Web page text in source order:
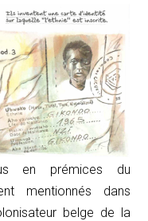
en prémices du
mentionnés dans
belge de la